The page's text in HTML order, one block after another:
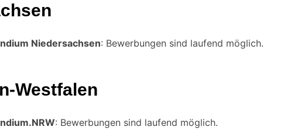
Niedersachsen: Bewerbungen sind laufend möglich.
Westfalen
: Bewerbungen sind laufend möglich.